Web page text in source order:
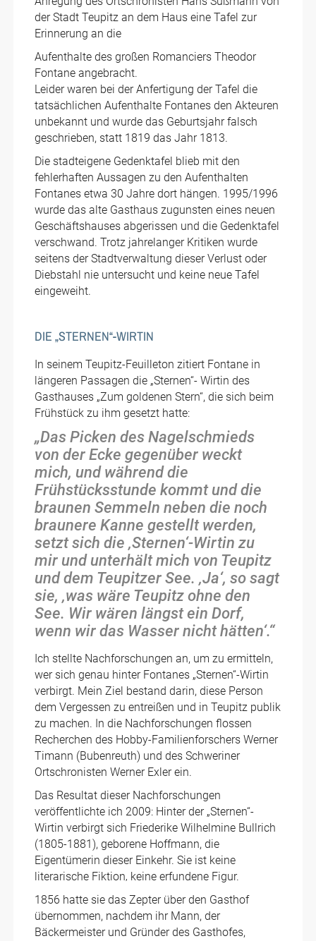
der Stadt Teupitz an dem Haus eine Tafel zur
Erinnerung an die
Aufenthalte des großen Romanciers Theodor
Fontane angebracht.
Leider waren bei der Anfertigung der Tafel die
tatsächlichen Aufenthalte Fontanes den Akteuren
unbekannt und wurde das Geburtsjahr falsch
geschrieben, statt 1819 das Jahr 1813.
Die stadteigene Gedenktafel blieb mit den
fehlerhaften Aussagen zu den Aufenthalten
Fontanes etwa 30 Jahre dort hängen. 1995/1996
wurde das alte Gasthaus zugunsten eines neuen
Geschäftshauses abgerissen und die Gedenktafel
verschwand. Trotz jahrelanger Kritiken wurde
seitens der Stadtverwaltung dieser Verlust oder
Diebstahl nie untersucht und keine neue Tafel
eingeweiht.
DIE „STERNEN“-WIRTIN
In seinem Teupitz-Feuilleton zitiert Fontane in
längeren Passagen die „Sternen“- Wirtin des
Gasthauses „Zum goldenen Stern“, die sich beim
Frühstück zu ihm gesetzt hatte:
„Das Picken des Nagelschmieds
von der Ecke gegenüber weckt
mich, und während die
Frühstücksstunde kommt und die
braunen Semmeln neben die noch
braunere Kanne gestellt werden,
setzt sich die ‚Sternen‘-Wirtin zu
mir und unterhält mich von Teupitz
und dem Teupitzer See. ‚Ja‘, so sagt
sie, ‚was wäre Teupitz ohne den
See. Wir wären längst ein Dorf,
wenn wir das Wasser nicht hätten‘.“
Ich stellte Nachforschungen an, um zu ermitteln,
wer sich genau hinter Fontanes „Sternen“-Wirtin
verbirgt. Mein Ziel bestand darin, diese Person
dem Vergessen zu entreißen und in Teupitz publik
zu machen. In die Nachforschungen flossen
Recherchen des Hobby-Familienforschers Werner
Timann (Bubenreuth) und des Schweriner
Ortschronisten Werner Exler ein.
Das Resultat dieser Nachforschungen
veröffentlichte ich 2009: Hinter der „Sternen“-
Wirtin verbirgt sich Friederike Wilhelmine Bullrich
(1805-1881), geborene Hoffmann, die
Eigentümerin dieser Einkehr. Sie ist keine
literarische Fiktion‚ keine erfundene Figur.
1856 hatte sie das Zepter über den Gasthof
übernommen, nachdem ihr Mann, der
Bäckermeister und Gründer des Gasthofes,